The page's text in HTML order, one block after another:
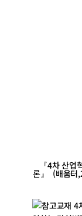
『4차 산업
론』 (배움